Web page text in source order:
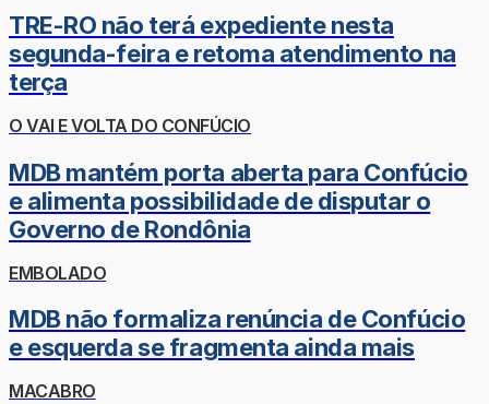
TRE-RO não terá expediente nesta
segunda-feira e retoma atendimento na
terça
O VAI E VOLTA DO CONFÚCIO
MDB mantém porta aberta para Confúcio
e alimenta possibilidade de disputar o
Governo de Rondônia
EMBOLADO
MDB não formaliza renúncia de Confúcio
e esquerda se fragmenta ainda mais
MACABRO